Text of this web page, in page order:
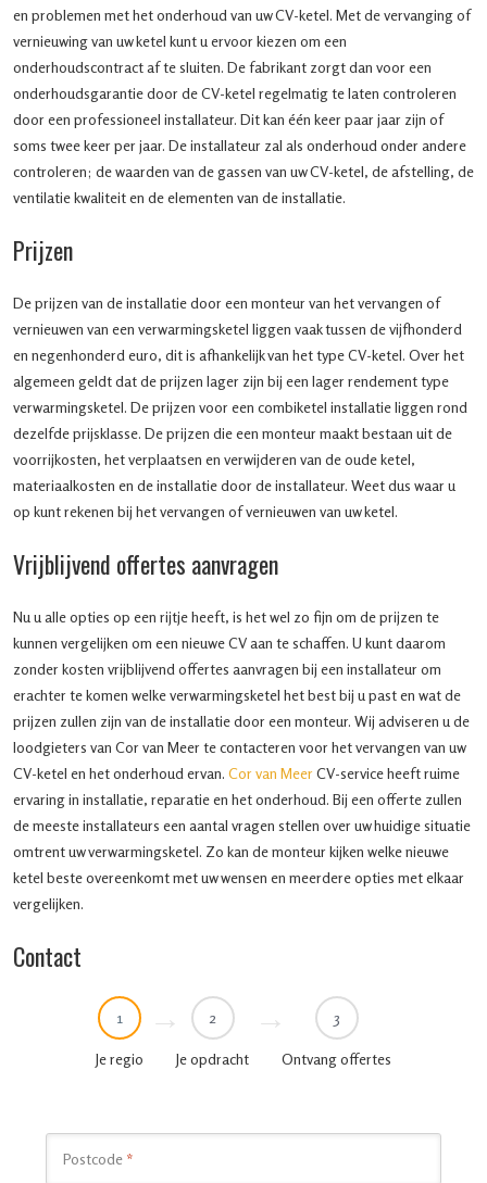
en problemen met het onderhoud van uw CV-ketel. Met de vervanging of
vernieuwing van uw ketel kunt u ervoor kiezen om een
onderhoudscontract af te sluiten. De fabrikant zorgt dan voor een
onderhoudsgarantie door de CV-ketel regelmatig te laten controleren
door een professioneel installateur. Dit kan één keer paar jaar zijn of
soms twee keer per jaar. De installateur zal als onderhoud onder andere
controleren; de waarden van de gassen van uw CV-ketel, de afstelling, de
ventilatie kwaliteit en de elementen van de installatie.
Prijzen
De prijzen van de installatie door een monteur van het vervangen of
vernieuwen van een verwarmingsketel liggen vaak tussen de vijfhonderd
en negenhonderd euro, dit is afhankelijk van het type CV-ketel. Over het
algemeen geldt dat de prijzen lager zijn bij een lager rendement type
verwarmingsketel. De prijzen voor een combiketel installatie liggen rond
dezelfde prijsklasse. De prijzen die een monteur maakt bestaan uit de
voorrijkosten, het verplaatsen en verwijderen van de oude ketel,
materiaalkosten en de installatie door de installateur. Weet dus waar u
op kunt rekenen bij het vervangen of vernieuwen van uw ketel.
Vrijblijvend offertes aanvragen
Nu u alle opties op een rijtje heeft, is het wel zo fijn om de prijzen te
kunnen vergelijken om een nieuwe CV aan te schaffen. U kunt daarom
zonder kosten vrijblijvend offertes aanvragen bij een installateur om
erachter te komen welke verwarmingsketel het best bij u past en wat de
prijzen zullen zijn van de installatie door een monteur. Wij adviseren u de
loodgieters van Cor van Meer te contacteren voor het vervangen van uw
CV-ketel en het onderhoud ervan. Cor van MeerCV-service heeft ruime
ervaring in installatie, reparatie en het onderhoud. Bij een offerte zullen
de meeste installateurs een aantal vragen stellen over uw huidige situatie
omtrent uw verwarmingsketel. Zo kan de monteur kijken welke nieuwe
ketel beste overeenkomt met uw wensen en meerdere opties met elkaar
vergelijken.
Contact
1
Je regio
2
Je opdracht
3
Ontvang offertes
Postcode *